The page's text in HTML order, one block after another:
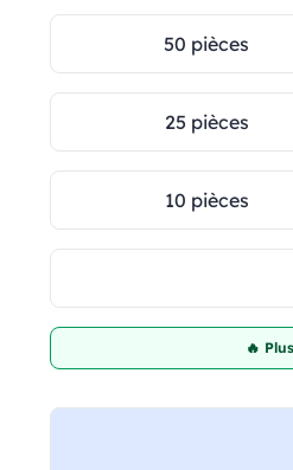
50 pièces
25 pièces
10 pièces
🔥